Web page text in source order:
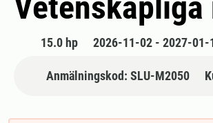
15.0 hp 2026-11-02 - 2027-01-
Anmälningskod: SLU-M2050